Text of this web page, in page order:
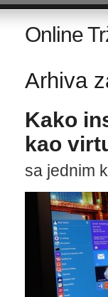
Online
Arhiva
Kako
kao
sa jednim